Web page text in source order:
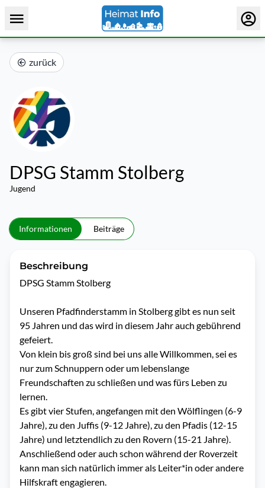
zurück
DPSG Stamm Stolberg
Jugend
Informationen Beiträge
Beschreibung
DPSG Stamm Stolberg
Unseren Pfadfinderstamm in Stolberg gibt es nun seit
95 Jahren und das wird in diesem Jahr auch gebührend
gefeiert.
Von klein bis groß sind bei uns alle Willkommen, sei es
nur zum Schnuppern oder um lebenslange
Freundschaften zu schließen und was fürs Leben zu
lernen.
Es gibt vier Stufen, angefangen mit den Wölflingen (6-9
Jahre), zu den Juffis (9-12 Jahre), zu den Pfadis (12-15
Jahre) und letztendlich zu den Rovern (15-21 Jahre).
Anschließend oder auch schon während der Roverzeit
kann man sich natürlich immer als Leiter*in oder andere
Hilfskraft engagieren.